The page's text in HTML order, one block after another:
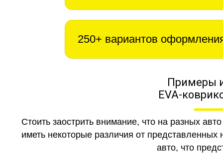
250+ вариантов
Примеры
EVA-
Стоить заострить внимание, что на разных
иметь некоторые различия от
авто, что